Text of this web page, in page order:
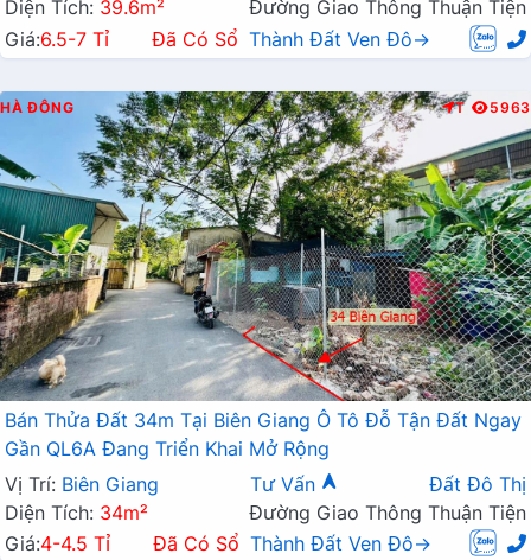
Diện Tích: 39.6m²
Đường Giao Thông Thuận Tiện
Giá:6.5-7 Tỉ Đã Có Sổ Thành Đất Ven Đô→
HÀ ĐÔNG T 5963
Bán Thửa Đất 34m Tại Biên Giang Ô Tô Đỗ Tận Đất Ngay
Gần QL6A Đang Triển Khai Mở Rộng
Vị Trí: Biên Giang Tư Vấn
Đất Đô Thị
Diện Tích: 34m²
Đường Giao Thông Thuận Tiện
Giá:4-4.5 Tỉ Đã Có Sổ Thành Đất Ven Đô→